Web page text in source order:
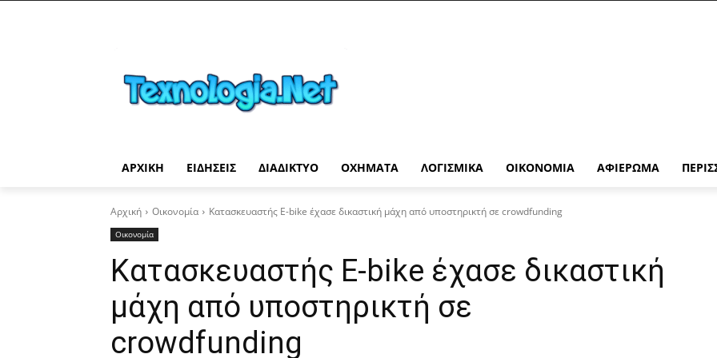
ΑΡΧΙΚΉ ΕΙΔΉΣΕΙΣ ΔΙΑΔΊΚΤΥΟ ΟΧΉΜΑΤΑ ΛΟΓΙΣΜΙΚΆ ΟΙΚΟΝΟΜΊΑ ΑΦΙΈΡΩΜΑ
Αρχική Οικονομία Κατασκευαστής Ε-bike έχασε δικαστική μάχη από υποστηρικτή σε crowdfunding
Οικονομία
Κατασκευαστής Ε-bike έχασε δικαστική
μάχη από υποστηρικτή σε
crowdfunding